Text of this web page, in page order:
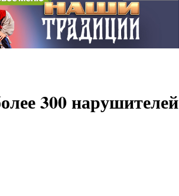
300 нарушителей